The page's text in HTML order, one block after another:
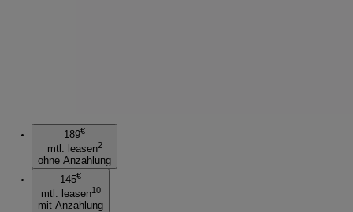
189€
mtl. leasen2
ohne Anzahlung
145€
mtl. leasen10
mit Anzahlung